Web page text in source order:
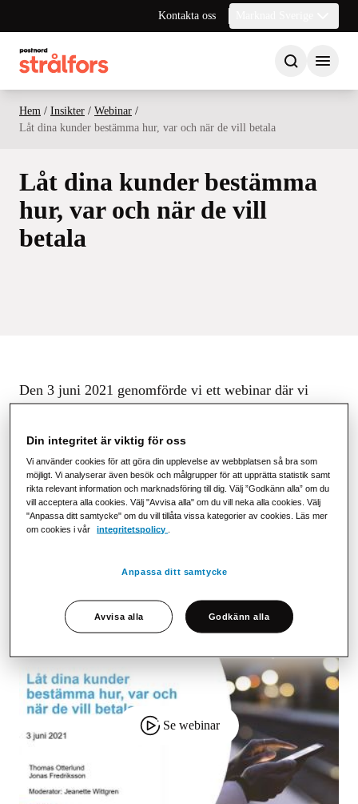
Kontakta oss
Hem / Insikter / Webinar /
Låt dina kunder bestämma hur, var och när de vill betala
Låt dina kunder bestämma
hur, var och när de vill
betala
Den 3 juni 2021 genomförde vi ett webinar där vi
betala sina fakturor. Vi presenterade också PostNords
årliga rapportMottagarmaktsom visar på kanalernas
olika styrkor, och varför det är så viktigt att låta
mottagarna välja själva och hur vi föredrar att få
fakturor och räkningar.
Se webinar
Din integritet är viktig för oss
Vi använder cookies för att göra din upplevelse av webbplatsen så bra som
möjligt. Vi analyserar även besök och målgrupper för att upprätta statistik samt
rikta relevant information och marknadsföring till dig. Välj ”Godkänn alla” om du
vill acceptera alla cookies. Välj "Avvisa alla" om du vill neka alla cookies. Välj
"Anpassa ditt samtycke" om du vill tillåta vissa kategorier av cookies. Läs mer
om cookies i vår
integritetspolicy
Anpassa ditt samtycke
Avvisa alla Godkänn alla